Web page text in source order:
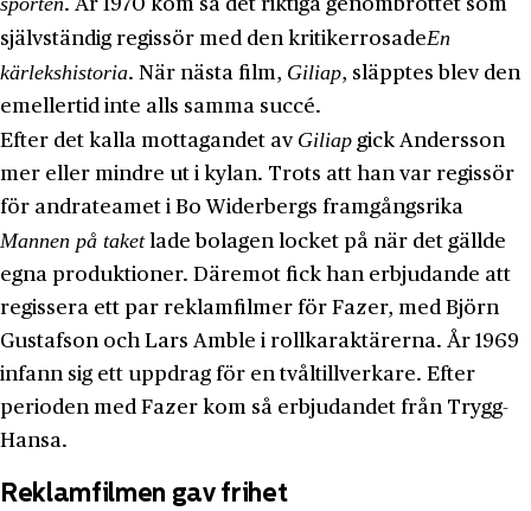
självständig regissör med den kritikerrosadeEn
kärlekshistoria. När nästa film, Giliap, släpptes blev den
emellertid inte alls samma succé.
Efter det kalla mottagandet av Giliap gick Andersson
mer eller mindre ut i kylan. Trots att han var regissör
för andrateamet i Bo Widerbergs framgångsrika
Mannen på taketlade bolagen locket på när det gällde
egna produktioner. Däremot fick han erbjudande att
regissera ett par reklamfilmer för Fazer, med Björn
Gustafson och Lars Amble i rollkaraktärerna. År 1969
infann sig ett uppdrag för en tvåltillverkare. Efter
perioden med Fazer kom så erbjudandet från Trygg-
Hansa.
Reklamfilmen gav frihet